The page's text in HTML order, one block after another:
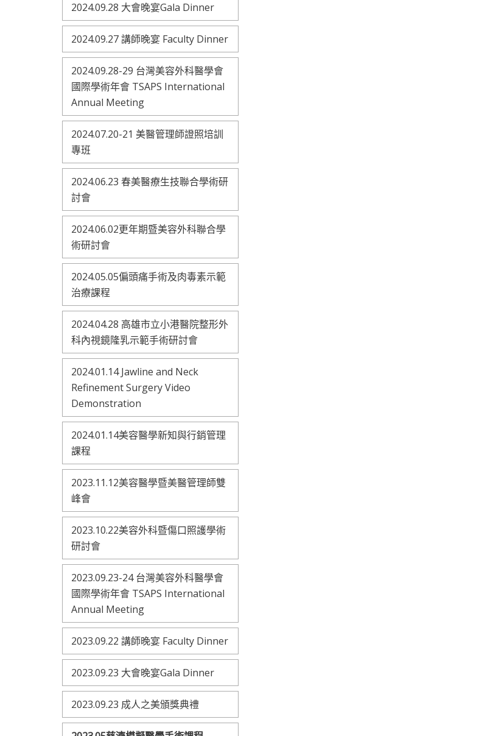
2024.09.28 大會晚宴Gala Dinner
2024.09.27 講師晚宴 Faculty Dinner
2024.09.28-29 台灣美容外科醫學會
國際學術年會 TSAPS International
Annual Meeting
2024.07.20-21 美醫管理師證照培訓
專班
2024.06.23 春美醫療生技聯合學術研
討會
2024.06.02更年期暨美容外科聯合學
術研討會
2024.05.05偏頭痛手術及肉毒素示範
治療課程
2024.04.28 高雄市立小港醫院整形外
科內視鏡隆乳示範手術研討會
2024.01.14 Jawline and Neck
Refinement Surgery Video
Demonstration
2024.01.14美容醫學新知與行銷管理
課程
2023.11.12美容醫學暨美醫管理師雙
峰會
2023.10.22美容外科暨傷口照護學術
研討會
2023.09.23-24 台灣美容外科醫學會
國際學術年會 TSAPS International
Annual Meeting
2023.09.22 講師晚宴 Faculty Dinner
2023.09.23 大會晚宴Gala Dinner
2023.09.23 成人之美頒獎典禮